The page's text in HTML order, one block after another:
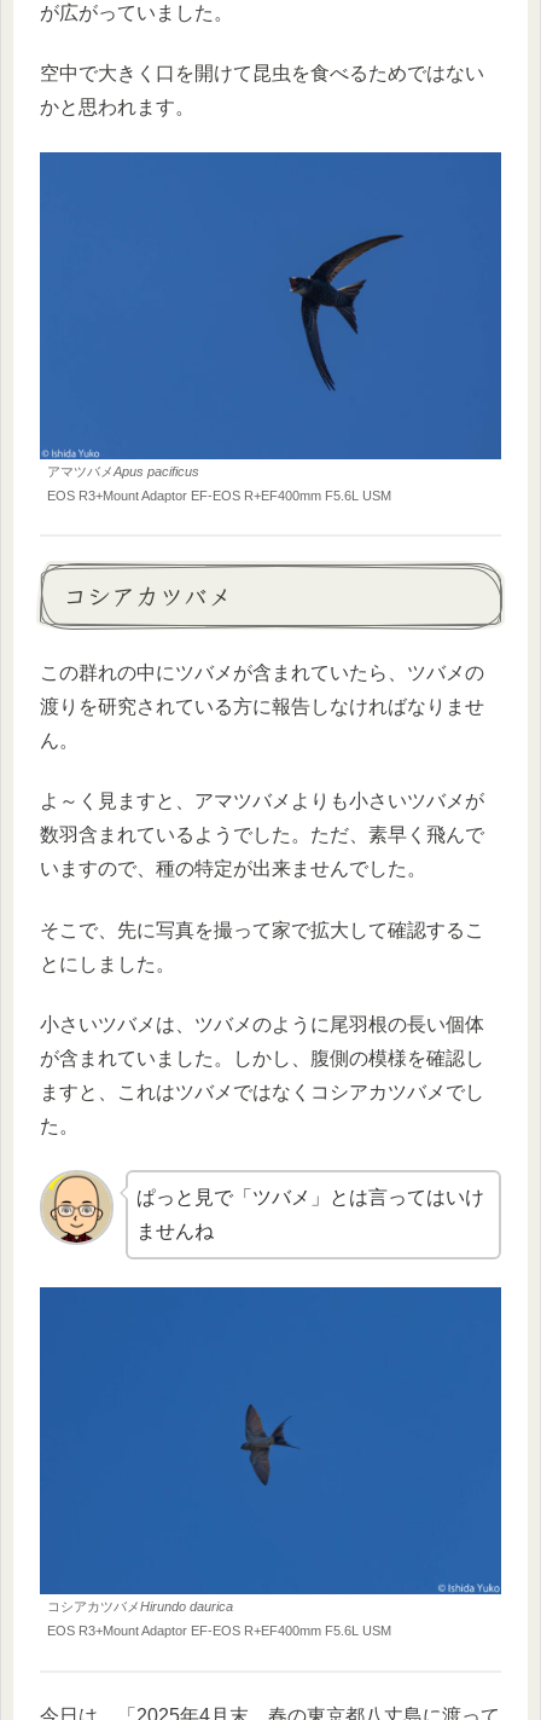
が広がっていました。
空中で大きく口を開けて昆虫を食べるためではない
かと思われます。
アマツバメApus pacificus
EOS R3+Mount Adaptor EF-EOS R+EF400mm F5.6L USM
コシアカツバメ
この群れの中にツバメが含まれていたら、ツバメの
渡りを研究されている方に報告しなければなりませ
ん。
よ～く見ますと、アマツバメよりも小さいツバメが
数羽含まれているようでした。ただ、素早く飛んで
いますので、種の特定が出来ませんでした。
そこで、先に写真を撮って家で拡大して確認するこ
とにしました。
小さいツバメは、ツバメのように尾羽根の長い個体
が含まれていました。しかし、腹側の模様を確認し
ますと、これはツバメではなくコシアカツバメでし
た。
ぱっと見で「ツバメ」とは言ってはいけ
ませんね
コシアカツバメHirundo daurica
EOS R3+Mount Adaptor EF-EOS R+EF400mm F5.6L USM
今日は、「2025年4月末、春の東京都八丈島に渡って